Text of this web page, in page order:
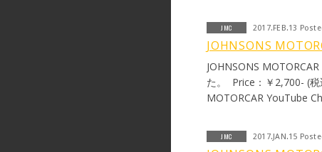
be a part of Johnsons
yet still got through
coaster of an adventure
only wish her the best
was both a pleasure
have had more bassists
happiness in the future.
Johnsons Motorcar, but
JMC 2017.FEB.13
JOHNSONS
JOHNSONS
た。 Price：￥2,700- (税込) TCS009 ニューアルバムティザートレー
MOTORCAR YouTube
JMC 2017.JAN.15